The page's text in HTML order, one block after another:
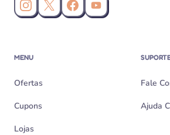
Instagram da Cupoland
X (Twitter) da Cupoland
Facebook da Cupoland
Canal da
MENU
Ofertas
Cupons
Lojas
Fale
Ajuda